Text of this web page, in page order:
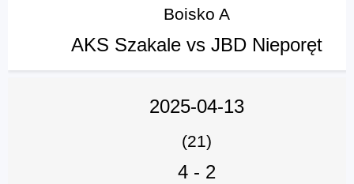
Boisko A
AKS Szakale vs JBD Nieporęt
2025-04-13
(21)
4- 2